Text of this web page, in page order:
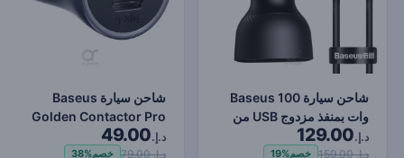
شاحن سيارة Baseus 100
وات بمنفذ مزدوج USB من
النوع C شاحن سريع ر…
د.إ.129.00
د.إ. 159.00 خصم19%
شاحن سيارة Baseus
Golden Contactor Pro
Dual Quick Charger USB
وT…
د.إ.49.00
د.إ. 79.00 خصم38%